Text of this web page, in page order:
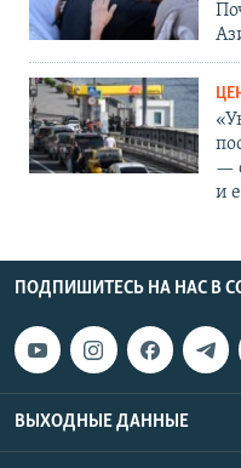
—
и
ПОДПИШИТЕСЬ НА НАС В
ВЫХОДНЫЕ ДАННЫЕ